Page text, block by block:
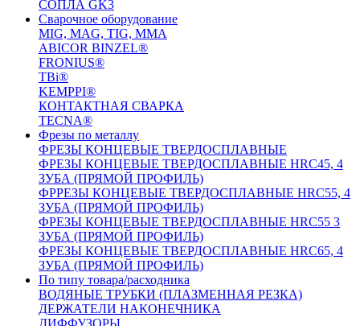
СОПЛА GK3
Сварочное оборудование
MIG, MAG, TIG, MMA
ABICOR BINZEL®
FRONIUS®
TBi®
KEMPPI®
КОНТАКТНАЯ СВАРКА
TECNA®
Фрезы по металлу
ФРЕЗЫ КОНЦЕВЫЕ ТВЕРДОСПЛАВНЫЕ
ФРЕЗЫ КОНЦЕВЫЕ ТВЕРДОСПЛАВНЫЕ HRC45, 4
ЗУБА (ПРЯМОЙ ПРОФИЛЬ)
ФРРЕЗЫ КОНЦЕВЫЕ ТВЕРДОСПЛАВНЫЕ HRC55, 4
ЗУБА (ПРЯМОЙ ПРОФИЛЬ)
ФРЕЗЫ КОНЦЕВЫЕ ТВЕРДОСПЛАВНЫЕ HRC55 3
ЗУБА (ПРЯМОЙ ПРОФИЛЬ)
ФРЕЗЫ КОНЦЕВЫЕ ТВЕРДОСПЛАВНЫЕ HRC65, 4
ЗУБА (ПРЯМОЙ ПРОФИЛЬ)
По типу товара/расходника
ВОДЯНЫЕ ТРУБКИ (ПЛАЗМЕННАЯ РЕЗКА)
ДЕРЖАТЕЛИ НАКОНЕЧНИКА
ДИФФУЗОРЫ